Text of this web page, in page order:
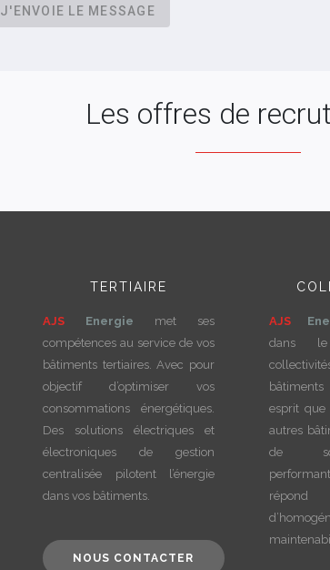
J'ENVOIE LE MESSAGE
Les offres de
TERTIAIRE
AJS Energie met ses
compétences au service de vos
bâtiments tertiaires. Avec pour
objectif d’optimiser vos
consommations énergétiques.
Des solutions électriques et
électroniques de gestion
centralisée pilotent l’énergie
dans vos bâtiments.
NOUS CONTACTER
AJS
dans
esprit que
autres
de